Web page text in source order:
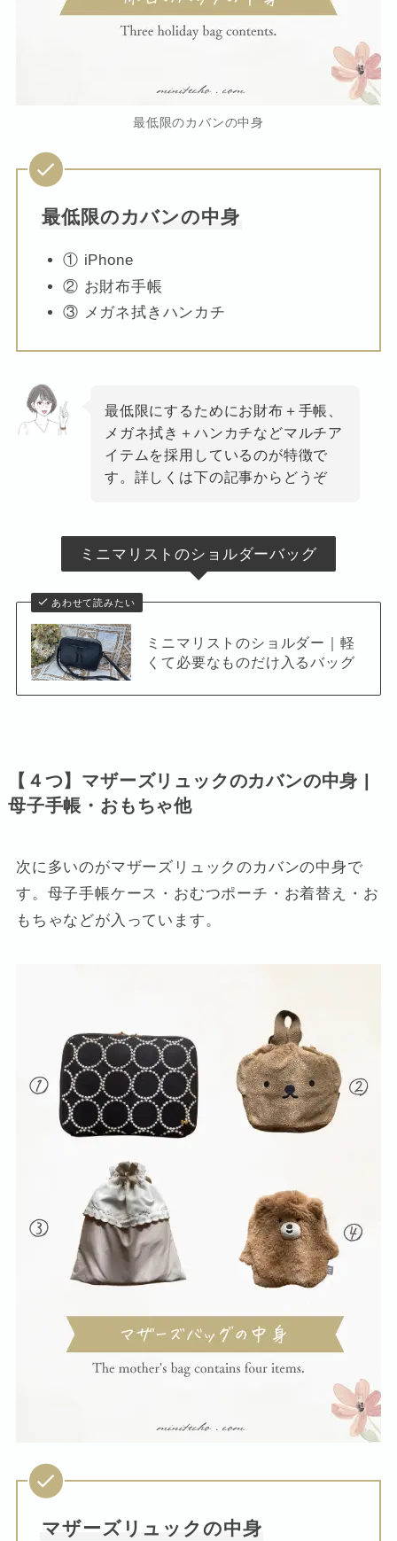
最低限のカバンの中身
最低限のカバンの中身
① iPhone
② お財布手帳
③ メガネ拭きハンカチ
最低限にするためにお財布＋手帳、
メガネ拭き＋ハンカチなどマルチア
イテムを採用しているのが特徴で
す。詳しくは下の記事からどうぞ
ミニマリストのショルダーバッグ
あわせて読みたい
ミニマリストのショルダー｜軽
くて必要なものだけ入るバッグ
【４つ】マザーズリュックのカバンの中身 |
母子手帳・おもちゃ他
次に多いのがマザーズリュックのカバンの中身で
す。母子手帳ケース・おむつポーチ・お着替え・お
もちゃなどが入っています。
マザーズリュックの中身